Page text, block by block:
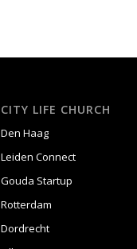
CITY LIFE CHURCH
Den Haag
Leiden Connect
Gouda Startup
Rotterdam
Dordrecht